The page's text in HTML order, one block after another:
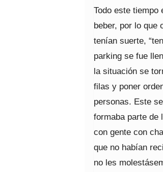
Todo este
beber, por lo que
tenían suerte,
parking se fue
la situación se
filas y poner
personas. Este
formaba parte de
con gente con
que no habían
no les